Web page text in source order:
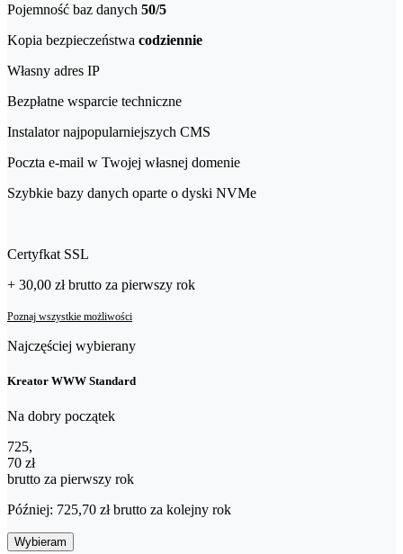
Pojemność baz danych 50/5
Kopia bezpieczeństwa codziennie
Własny adres IP
Bezpłatne wsparcie techniczne
Instalator najpopularniejszych CMS
Poczta e-mail w Twojej własnej domenie
Szybkie bazy danych oparte o dyski NVMe
Certyfkat SSL
+ 30,00 złbrutto za pierwszy rok
Poznaj wszystkie możliwości
Najczęściej wybierany
Kreator WWW Standard
Na dobry początek
725,70 zł brutto za pierwszy rok
725,
70 zł
brutto za pierwszy rok
Później: 725,70 zł brutto za kolejny rok
Wybieram